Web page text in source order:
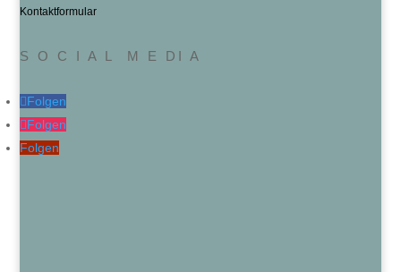
Kontaktformular
S O C I A L M E DI A
Folgen
Folgen
Folgen